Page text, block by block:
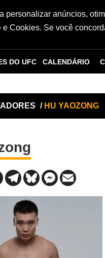
personalizar anúncios,
Cookies. Se você
DO UFC CALENDÁRIO
/ HU YAOZONG